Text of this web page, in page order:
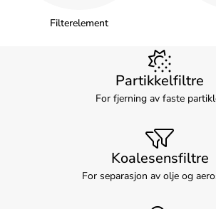
Filterelement
Partikkelfiltre
For fjerning av faste
Koalesensfiltre
For separasjon av olje og